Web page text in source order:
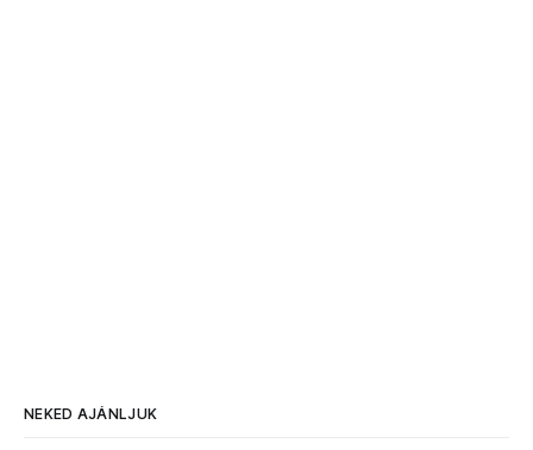
NEKED AJÁNLJUK